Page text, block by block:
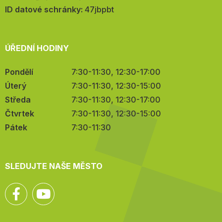
mail:
ID datové schránky: 47jbpbt
ÚŘEDNÍ HODINY
Pondělí
7:30-11:30, 12:30-17:00
Úterý
7:30-11:30, 12:30-15:00
Středa
7:30-11:30, 12:30-17:00
Čtvrtek
7:30-11:30, 12:30-15:00
Pátek
7:30-11:30
SLEDUJTE NAŠE MĚSTO
Facebook